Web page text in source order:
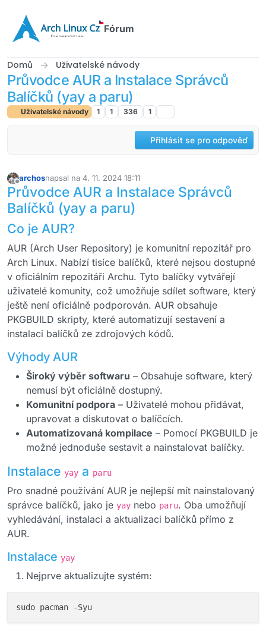
Fórum
Domů Uživatelské návody
Průvodce AUR a Instalace Správců
Balíčků (yay a paru)
Uživatelské návody 1 1 336 1
Přihlásit se pro odpověď
Offline
archosnapsal na 4. 11. 2024 18:11
naposledy upravil
Průvodce AUR a Instalace Správců
Balíčků (yay a paru)
Co je AUR?
AUR (Arch User Repository) je komunitní repozitář pro
Arch Linux. Nabízí tisíce balíčků, které nejsou dostupné
v oficiálním repozitáři Archu. Tyto balíčky vytvářejí
uživatelé komunity, což umožňuje sdílet software, který
ještě není oficiálně podporován. AUR obsahuje
PKGBUILD skripty, které automatizují sestavení a
instalaci balíčků ze zdrojových kódů.
Výhody AUR
Široký výběr softwaru – Obsahuje software, který
nemusí být oficiálně dostupný.
Komunitní podpora – Uživatelé mohou přidávat,
upravovat a diskutovat o balíčcích.
Automatizovaná kompilace – Pomocí PKGBUILD je
možné jednoduše sestavit a nainstalovat balíčky.
Instalace yay a paru
Pro snadné používání AUR je nejlepší mít nainstalovaný
správce balíčků, jako je yay nebo paru. Oba umožňují
vyhledávání, instalaci a aktualizaci balíčků přímo z
AUR.
Instalace yay
Nejprve aktualizujte systém: